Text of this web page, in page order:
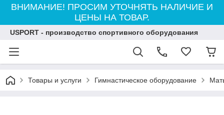
ВНИМАНИЕ! ПРОСИМ УТОЧНЯТЬ НАЛИЧИЕ И
ЦЕНЫ НА ТОВАР.
USPORT - производство спортивного оборудования
Товары и услуги Гимнастическое оборудование